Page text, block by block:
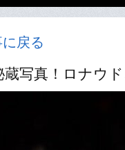
戻る
蔵写真！ロナウ